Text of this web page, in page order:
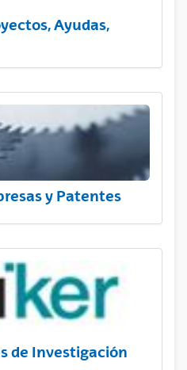
Ayudas,
y Patentes
de Investigación